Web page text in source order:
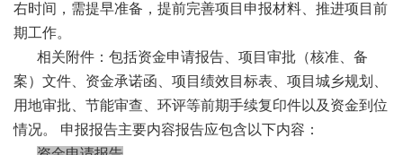
右时间，需提早准备，提前完善项目申报材料、推进项目前
期工作。
相关附件：包括资金申请报告、项目审批（核准、备
案）文件、资金承诺函、项目绩效目标表、项目城乡规划、
用地审批、节能审查、环评等前期手续复印件以及资金到位
情况。 申报报告主要内容报告应包含以下内容：